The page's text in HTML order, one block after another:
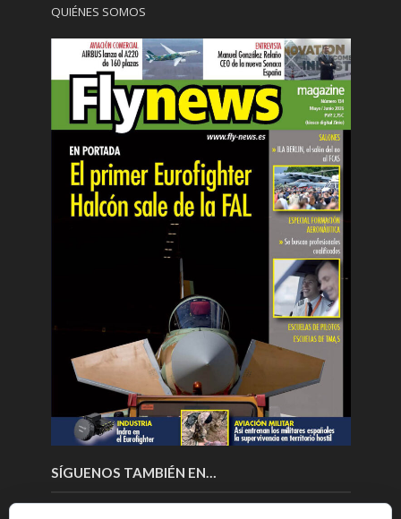
QUIÉNES SOMOS
SÍGUENOS TAMBIÉN EN…